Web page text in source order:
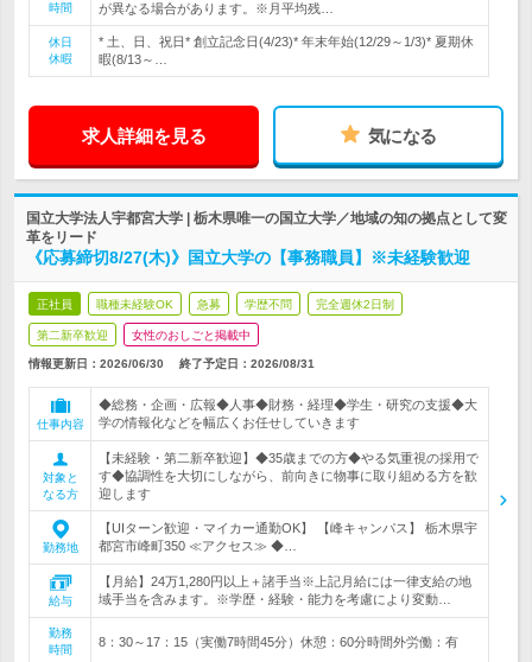
時間
が異なる場合があります。※月平均残…
休日
休暇
* 土、日、祝日* 創立記念日(4/23)* 年末年始(12/29～1/3)* 夏期休
暇(8/13～…
求人詳細を見る 気になる
国立大学法人宇都宮大学 | 栃木県唯一の国立大学／地域の知の拠点として変
革をリード
《応募締切8/27(木)》国立大学の【事務職員】※未経験歓迎
正社員 職種未経験OK 急募 学歴不問 完全週休2日制
第二新卒歓迎 女性のおしごと掲載中
情報更新日：2026/06/30 終了予定日： 2026/08/31
仕事内容
◆総務・企画・広報◆人事◆財務・経理◆学生・研究の支援◆大
学の情報化などを幅広くお任せしていきます
対象と
なる方
【未経験・第二新卒歓迎】◆35歳までの方◆やる気重視の採用で
す◆協調性を大切にしながら、前向きに物事に取り組める方を歓
迎します
勤務地
【UIターン歓迎・マイカー通勤OK】 【峰キャンパス】 栃木県宇
都宮市峰町350 ≪アクセス≫ ◆…
給与
【月給】24万1,280円以上＋諸手当※上記月給には一律支給の地
域手当を含みます。※学歴・経験・能力を考慮により変動…
勤務
時間
8：30～17：15（実働7時間45分）休憩：60分時間外労働：有